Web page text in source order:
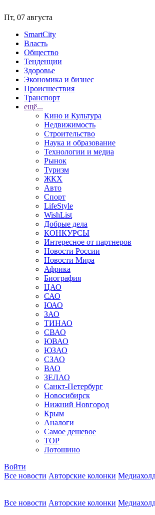
Пт, 07 августа
SmartCity
Власть
Общество
Тенденции
Здоровье
Экономика и бизнес
Происшествия
Транспорт
ещё...
Кино и Культура
Недвижимость
Строительство
Наука и образование
Технологии и медиа
Рынок
Туризм
ЖКХ
Авто
Спорт
LifeStyle
WishList
Добрые дела
КОНКУРСЫ
Интересное от партнеров
Новости России
Новости Мира
Африка
Биография
ЦАО
САО
ЮАО
ЗАО
ТИНАО
СВАО
ЮВАО
ЮЗАО
СЗАО
ВАО
ЗЕЛАО
Санкт-Петербург
Новосибирск
Нижний Новгород
Крым
Аналоги
Самое дешевое
TOP
Лотошино
Войти
Все новости Авторские колонки
Все новости Авторские колонки